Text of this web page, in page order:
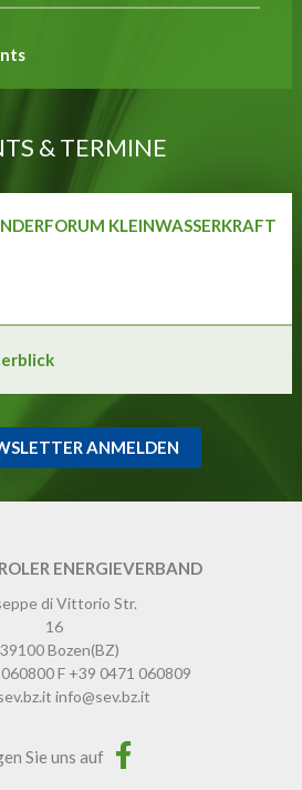
& TERMINE
KLEINWASSERKRAFT
ANMELDEN
ENERGIEVERBAND
di Vittorio Str.
16
Bozen(BZ)
F +39 0471 060809
info@sev.bz.it
Sie uns auf